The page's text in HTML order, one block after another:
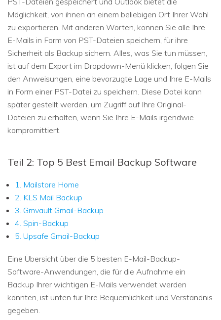
Möglichkeit, von ihnen an einem beliebigen Ort Ihrer Wahl
zu exportieren. Mit anderen Worten, können Sie alle Ihre
E-Mails in Form von PST-Dateien speichern, für ihre
Sicherheit als Backup sichern. Alles, was Sie tun müssen,
ist auf dem Export im Dropdown-Menü klicken, folgen Sie
den Anweisungen, eine bevorzugte Lage und Ihre E-Mails
in Form einer PST-Datei zu speichern. Diese Datei kann
später gestellt werden, um Zugriff auf Ihre Original-
Dateien zu erhalten, wenn Sie Ihre E-Mails irgendwie
kompromittiert.
Teil 2: Top 5 Best Email Backup Software
1. Mailstore Home
2. KLS Mail Backup
3. Gmvault Gmail-Backup
4. Spin-Backup
5. Upsafe Gmail-Backup
Eine Übersicht über die 5 besten E-Mail-Backup-
Software-Anwendungen, die für die Aufnahme ein
Backup Ihrer wichtigen E-Mails verwendet werden
könnten, ist unten für Ihre Bequemlichkeit und Verständnis
gegeben.